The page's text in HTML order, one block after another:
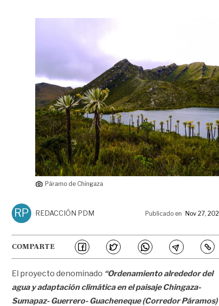
Páramo de Chingaza
RP REDACCIÓN PDM Publicado en Nov 27,
COMPARTE
El proyecto denominado “Ordenamiento alrededor del
agua y adaptación climática en el paisaje Chingaza-
Sumapaz- Guerrero- Guacheneque (Corredor